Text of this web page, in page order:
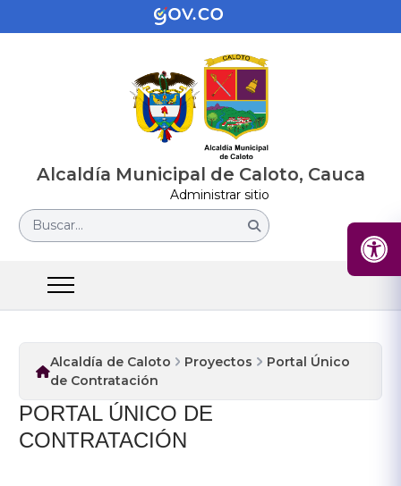
Alcaldía Municipal de Caloto, Cauca
Administrar sitio
Buscar...
Alcaldía de Caloto Proyectos
Portal Único
de Contratación
PORTAL ÚNICO DE
CONTRATACIÓN